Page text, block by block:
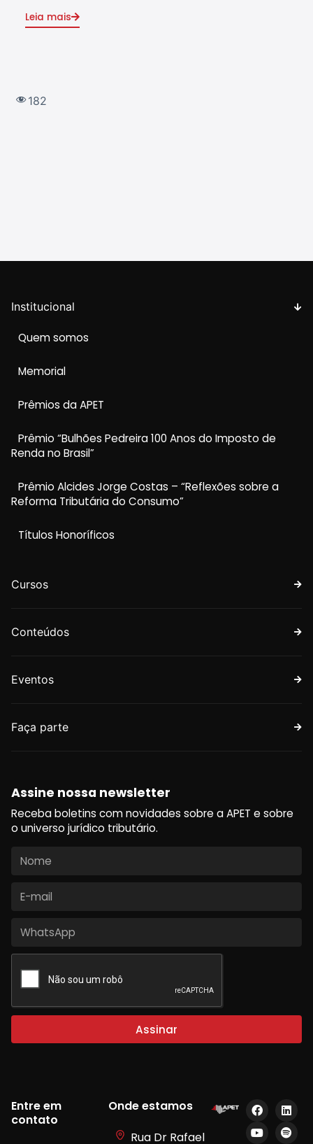
Leia mais
182
Institucional
Quem somos
Memorial
Prêmios da APET
Prêmio “Bulhões Pedreira 100 Anos do Imposto de
Renda no Brasil”
Prêmio Alcides Jorge Costas – “Reflexões sobre a
Reforma Tributária do Consumo”
Títulos Honoríficos
Cursos
Conteúdos
Eventos
Faça parte
Assine nossa newsletter
Receba boletins com novidades sobre a APET e sobre
o universo jurídico tributário.
Assinar
Entre em
contato
Onde estamos
Rua Dr Rafael